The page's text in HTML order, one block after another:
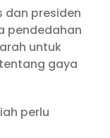
dan presiden
pendedahan
untuk
gaya
perlu